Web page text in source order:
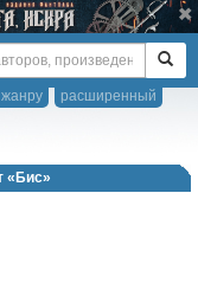
расширенный
жанру
«Бис»